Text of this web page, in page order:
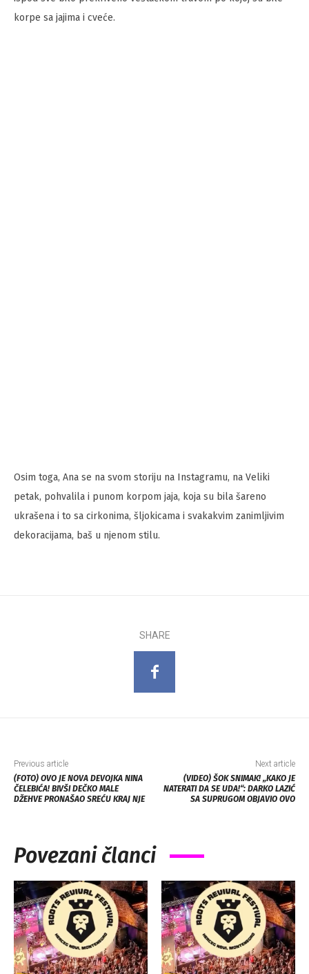
korpe sa jajima i cveće.
Osim toga, Ana se na svom storiju na Instagramu, na Veliki
petak, pohvalila i punom korpom jaja, koja su bila šareno
ukrašena i to sa cirkonima, šljokicama i svakakvim zanimljivim
dekoracijama, baš u njenom stilu.
SHARE
Previous article
(FOTO) OVO JE NOVA DEVOJKA NINA
ČELEBIĆA! BIVŠI DEČKO MALE
DŽEHVE PRONAŠAO SREĆU KRAJ NJE
Next article
(VIDEO) ŠOK SNIMAK! „KAKO JE
NATERATI DA SE UDA!“: DARKO LAZIĆ
SA SUPRUGOM OBJAVIO OVO
Povezani članci